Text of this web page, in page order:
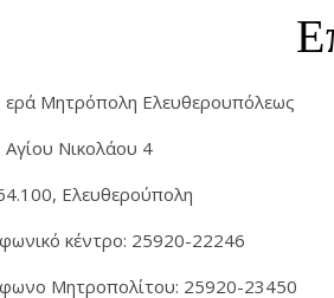
ερά Μητρόπολη Ελευθερουπόλεως
Αγίου Νικολάου 4
Ελευθερούπολη
κέντρο: 25920-22246
Μητροπολίτου: 25920-23450